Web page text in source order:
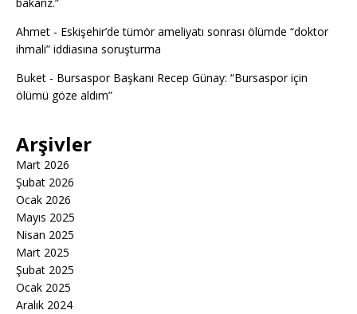
Ahmet - Eskişehir’de tümör ameliyatı sonrası ölümde “doktor
ihmali” iddiasına soruşturma
Buket - Bursaspor Başkanı Recep Günay: “Bursaspor için
ölümü göze aldım”
Arşivler
Mart 2026
Şubat 2026
Ocak 2026
Mayıs 2025
Nisan 2025
Mart 2025
Şubat 2025
Ocak 2025
Aralık 2024